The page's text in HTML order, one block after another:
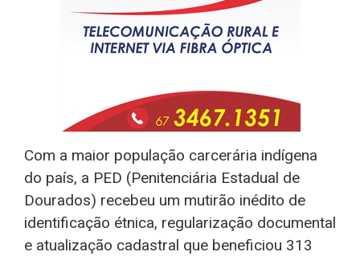
Com a maior população carcerária indígena
do país, a PED (Penitenciária Estadual de
Dourados) recebeu um mutirão inédito de
identificação étnica, regularização documental
e atualização cadastral que beneficiou 313